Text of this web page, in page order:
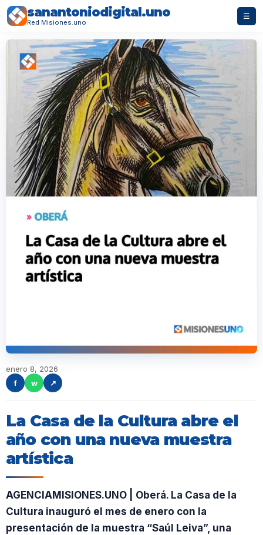
sanantoniodigital.uno
Red Misiones.uno
☰
enero 8, 2026
f
w ↗
La Casa de la Cultura abre el
año con una nueva muestra
artística
AGENCIAMISIONES.UNO | Oberá. La Casa de la
Cultura inauguró el mes de enero con la
presentación de la muestra “Saúl Leiva”, una